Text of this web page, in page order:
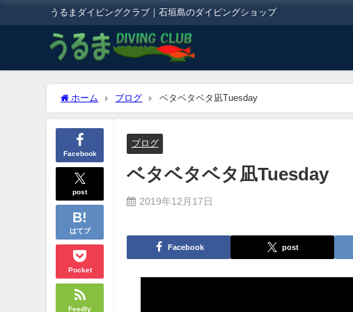
うるまダイビングクラブ｜石垣島のダイビングショップ
ホーム ブログ ベタベタベタ凪Tuesday
Facebook
post
はてブ
Pocket
Feedly
ブログ
ベタベタベタ凪Tuesday
2019年12月17日
Facebook post